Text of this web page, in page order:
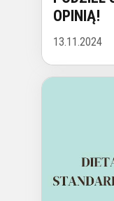
OPINIĄ!
13.11.2024